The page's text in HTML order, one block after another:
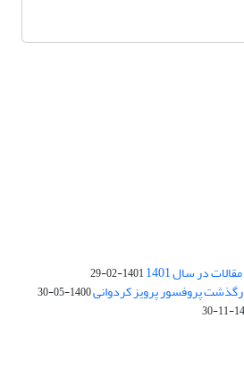
در سال 1401 1401-02-29
پروفسور پرویز کردوانی1400-05-30